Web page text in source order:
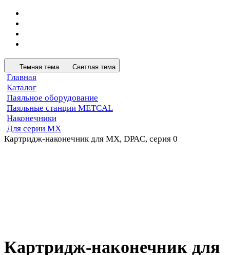
Темная тема Светлая тема
Главная
Каталог
Паяльное оборудование
Паяльные станции METCAL
Наконечники
Для серии MX
Картридж-наконечник для MX, DPAC, серия 0
Картридж-наконечник для